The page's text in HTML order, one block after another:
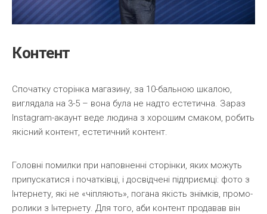
Контент
Спочатку сторінка магазину, за 10-бальною шкалою,
виглядала на 3-5 – вона була не надто естетична. Зараз
Instagram-акаунт веде людина з хорошим смаком, робить
якісний контент, естетичний контент.
Головні помилки при наповненні сторінки, яких можуть
припускатися і початківці, і досвідчені підприємці: фото з
Інтернету, які не «чіпляють», погана якість знімків, промо-
ролики з Інтернету. Для того, аби контент продавав він